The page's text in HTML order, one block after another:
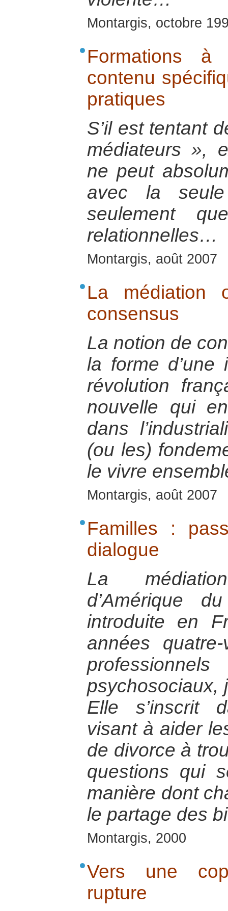
Montargis, octobre
Formations
contenu
pratiques
S’il est tentant
médiateurs »,
ne peut
avec la
seulement
relationnelles…
Montargis, août 2007
La médiation
consensus
La notion de
la forme d’une
révolution
nouvelle qui
dans
(ou les)
le vivre
Montargis, août 2007
Familles :
dialogue
La
d’Amérique
introduite en
années
psychosociaux,
Elle s’inscrit
visant à aider
de divorce à
questions qui
manière dont
le partage des
Montargis, 2000
Vers une
rupture